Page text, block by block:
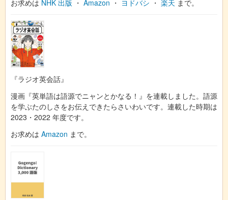
お求めは NHK 出版 ・ Amazon ・ ヨドバシ ・ 楽天 まで。
『ラジオ英会話』
漫画『英単語は語源でニャンとかなる！』を連載しました。語源
を学ぶたのしさをお伝えできたらさいわいです。連載した時期は
2023・2022 年度です。
お求めは Amazon まで。